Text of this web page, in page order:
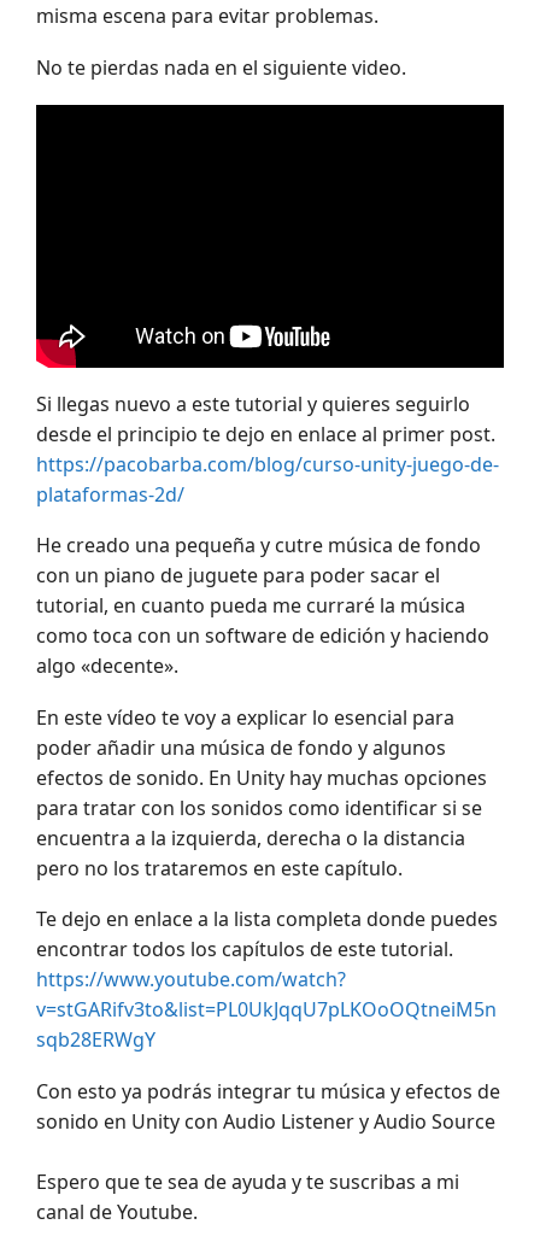
misma escena para evitar problemas.
No te pierdas nada en el siguiente video.
Si llegas nuevo a este tutorial y quieres seguirlo
desde el principio te dejo en enlace al primer post.
https://pacobarba.com/blog/curso-unity-juego-de-
plataformas-2d/
He creado una pequeña y cutre música de fondo
con un piano de juguete para poder sacar el
tutorial, en cuanto pueda me curraré la música
como toca con un software de edición y haciendo
algo «decente».
En este vídeo te voy a explicar lo esencial para
poder añadir una música de fondo y algunos
efectos de sonido. En Unity hay muchas opciones
para tratar con los sonidos como identificar si se
encuentra a la izquierda, derecha o la distancia
pero no los trataremos en este capítulo.
Te dejo en enlace a la lista completa donde puedes
encontrar todos los capítulos de este tutorial.
https://www.youtube.com/watch?
v=stGARifv3to&list=PL0UkJqqU7pLKOoOQtneiM5n
sqb28ERWgY
Con esto ya podrás integrar tu música y efectos de
sonido en Unity con Audio Listener y Audio Source
Espero que te sea de ayuda y te suscribas a mi
canal de Youtube.